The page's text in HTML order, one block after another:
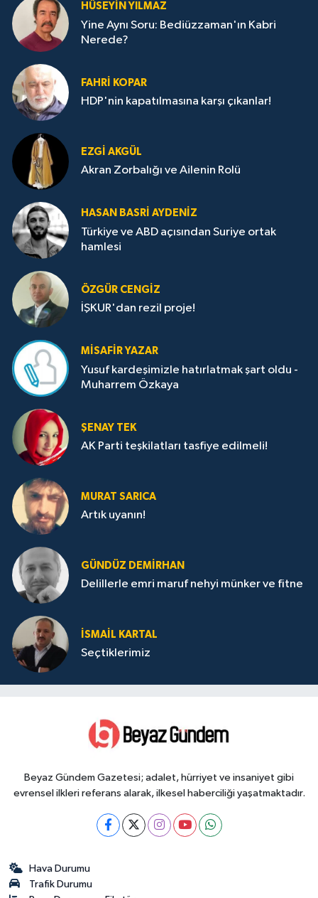
HÜSEYIN YILMAZ
Yine Aynı Soru: Bediüzzaman'ın Kabri
Nerede?
FAHRI KOPAR
HDP'nin kapatılmasına karşı çıkanlar!
EZGI AKGÜL
Akran Zorbalığı ve Ailenin Rolü
HASAN BASRI AYDENIZ
Türkiye ve ABD açısından Suriye ortak
hamlesi
ÖZGÜR CENGIZ
İŞKUR'dan rezil proje!
MISAFIR YAZAR
Yusuf kardeşimizle hatırlatmak şart oldu -
Muharrem Özkaya
ŞENAY TEK
AK Parti teşkilatları tasfiye edilmeli!
MURAT SARICA
Artık uyanın!
GÜNDÜZ DEMIRHAN
Delillerle emri maruf nehyi münker ve fitne
İSMAIL KARTAL
Seçtiklerimiz
Beyaz Gündem Gazetesi; adalet, hürriyet ve insaniyet gibi
evrensel ilkleri referans alarak, ilkesel haberciliği yaşatmaktadır.
Hava Durumu
Trafik Durumu